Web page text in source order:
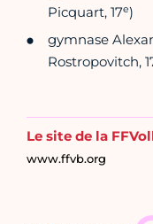
Picquart, 17e)
gymnase
Rostropovitch,
Le site de la
www.ffvb.org